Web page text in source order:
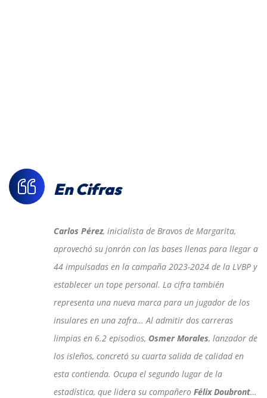
En Cifras
Carlos Pérez, inicialista de Bravos de Margarita,
aprovechó su jonrón con las bases llenas para llegar a
44 impulsadas en la campaña 2023-2024 de la LVBP y
establecer un tope personal. La cifra también
representa una nueva marca para un jugador de los
insulares en una zafra… Al admitir dos carreras
limpias en 6.2 episodios, Osmer Morales, lanzador de
los isleños, concretó su cuarta salida de calidad en
esta contienda. Ocupa el segundo lugar de la
estadística, que lidera su compañero Félix Doubront…